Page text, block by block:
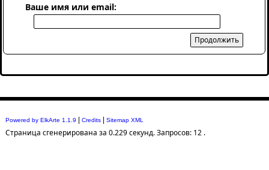
Ваше имя или email:
Powered by ElkArte 1.1.9 |Credits |Sitemap XML
Страница сгенерирована за 0.229 секунд. Запросов: 12 .